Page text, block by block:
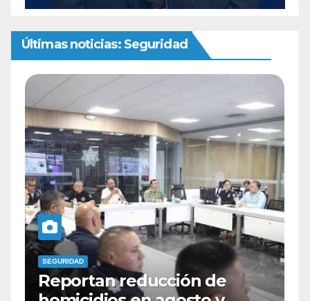
Últimas noticias: Seguridad
de
SEGURIDAD
Identifican como